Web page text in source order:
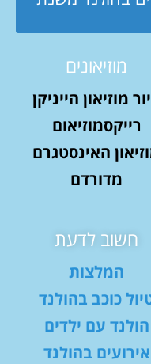
מוזיאונים
מוזיאון הייניקן
רייקסמוזיאום
האינסטגרם
מדורדם
חשוב לדעת
המלצות
כוכב בהולנד
הולנד עם ילדים
אירועים בהולנד